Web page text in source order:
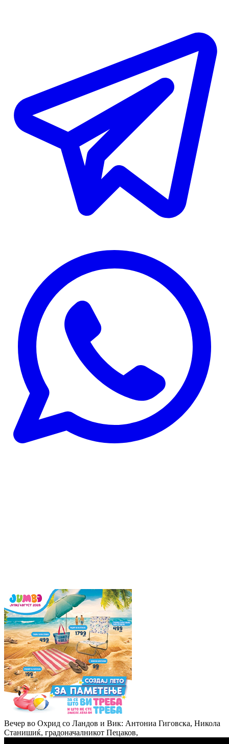
Вечер во Охрид со Ландов и Вик: Антониа Гиговска, Никола
Станишиќ, градоначалникот Пецаков,